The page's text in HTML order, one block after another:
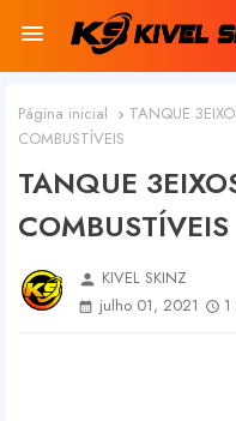
Página inicial TANQUE
COMBUSTÍVEIS
TANQUE
COMBUSTÍVEIS
person KIVEL SKINZ
julho 01, 2021